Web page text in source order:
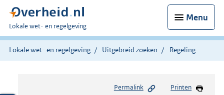
Menu
U
bent
hier:
Lokale wet- en regelgeving
Lokale wet- en regelgeving Uitgebreid zoeken Regeling
Permalink Printen